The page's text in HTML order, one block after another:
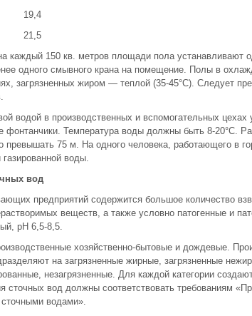
19,4
21,5
каждый 150 кв. метров площади пола устанавливают
одного смывного крана на помещение. Полы в
загрязненных жиром — теплой (35-45°С). Следует
водой в производственных и вспомогательных цехах
фонтанчики. Температура воды должны быть 8-20°С.
превышать 75 м. На одного человека, работающего в
воды.
вод
предприятий содержится большое количество
веществ, а также условно патогенные и
рН 6,5-8,5.
хозяйственно-бытовые и дождевые.
на загрязненные жирные, загрязненные
незагрязненные. Для каждой категории
сточных вод должны соответствовать требованиям
сточными водами».